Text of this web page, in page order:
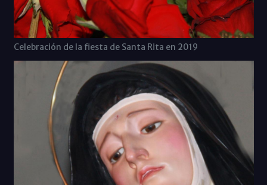
Celebración de la fiesta de Santa Rita en 2019